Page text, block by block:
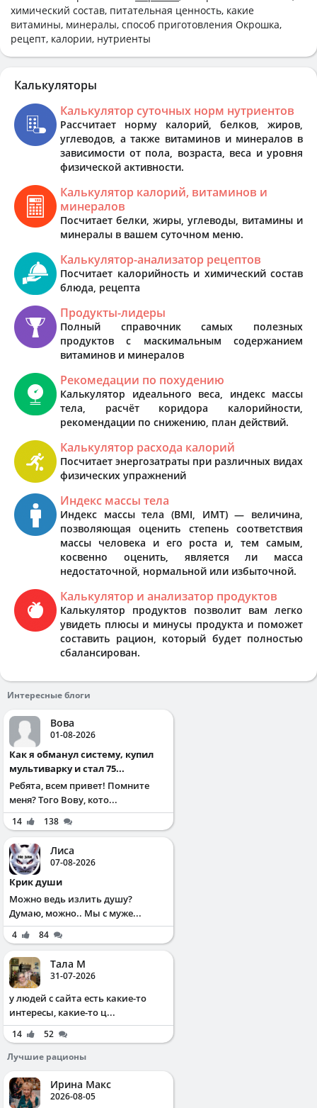
химический состав, питательная ценность, какие
витамины, минералы, способ приготовления Окрошка,
рецепт, калории, нутриенты
Калькуляторы
Калькулятор суточных норм нутриентов
Рассчитает норму калорий, белков, жиров,
углеводов, а также витаминов и минералов в
зависимости от пола, возраста, веса и уровня
физической активности.
Калькулятор калорий, витаминов и
минералов
Посчитает белки, жиры, углеводы, витамины и
минералы в вашем суточном меню.
Калькулятор-анализатор рецептов
Посчитает калорийность и химический состав
блюда, рецепта
Продукты-лидеры
Полный справочник самых полезных
продуктов с маскимальным содержанием
витаминов и минералов
Рекомедации по похудению
Калькулятор идеального веса, индекс массы
тела, расчёт коридора калорийности,
рекомендации по снижению, план действий.
Калькулятор расхода калорий
Посчитает энергозатраты при различных видах
физических упражнений
Индекс массы тела
Индекс массы тела (BMI, ИМТ) — величина,
позволяющая оценить степень соответствия
массы человека и его роста и, тем самым,
косвенно оценить, является ли масса
недостаточной, нормальной или избыточной.
Калькулятор и анализатор продуктов
Калькулятор продуктов позволит вам легко
увидеть плюсы и минусы продукта и поможет
составить рацион, который будет полностью
сбалансирован.
Интересные блоги
Вова
01-08-2026
Как я обманул систему, купил
мультиварку и стал 75...
Ребята, всем привет! Помните
меня? Того Вову, кото...
14 138
Лиса
07-08-2026
Крик души
Можно ведь излить душу?
Думаю, можно.. Мы с муже...
4 84
Тала М
31-07-2026
у людей с сайта есть какие-то
интересы, какие-то ц...
14
52
Лучшие рационы
Ирина Макс
2026-08-05